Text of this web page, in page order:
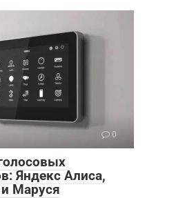
0
Яндекс Алиса,
Маруся